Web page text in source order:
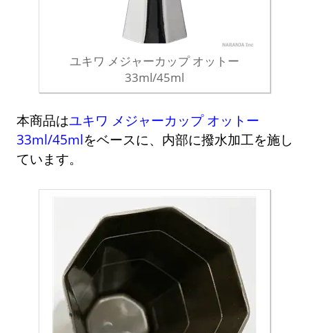
ユキワ メジャーカップ オットー
33ml/45ml
本商品はユキワ メジャーカップ オットー
33ml/45mlをベースに、内部に撥水加工を施し
ています。